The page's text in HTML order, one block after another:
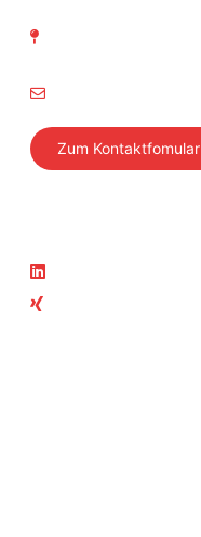
Zum Kontaktfomular